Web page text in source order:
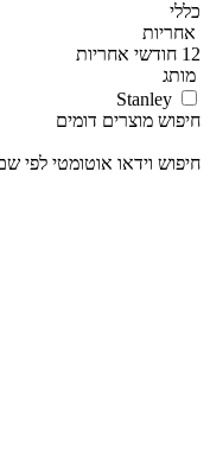
כללי
אחריות
12 חודשי אחריות
מותג
חיפוש מוצרים דומים
חיפוש וידאו אוטומטי